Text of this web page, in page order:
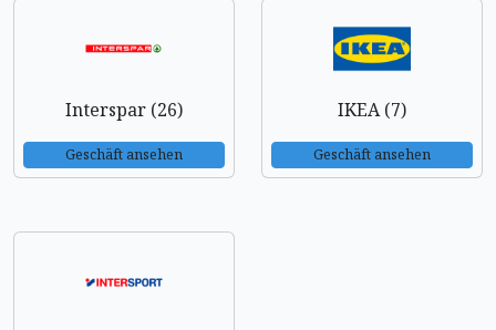
Interspar (26)
Geschäft ansehen
IKEA (7)
Geschäft ansehen